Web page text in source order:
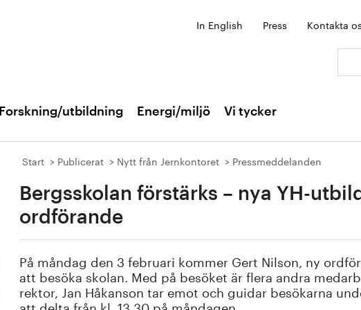
In English Press Kontakta
Forskning/utbildning Energi/miljö Vi tycker
Start Publicerat Nytt från Jernkontoret Pressmeddelanden
Bergsskolan förstärks – nya YH-
ordförande
På måndag den 3 februari kommer Gert Nilson, ny
att besöka skolan. Med på besöket är flera andra
rektor, Jan Håkanson tar emot och guidar besökarna
att delta från kl. 13.30 på måndagen.